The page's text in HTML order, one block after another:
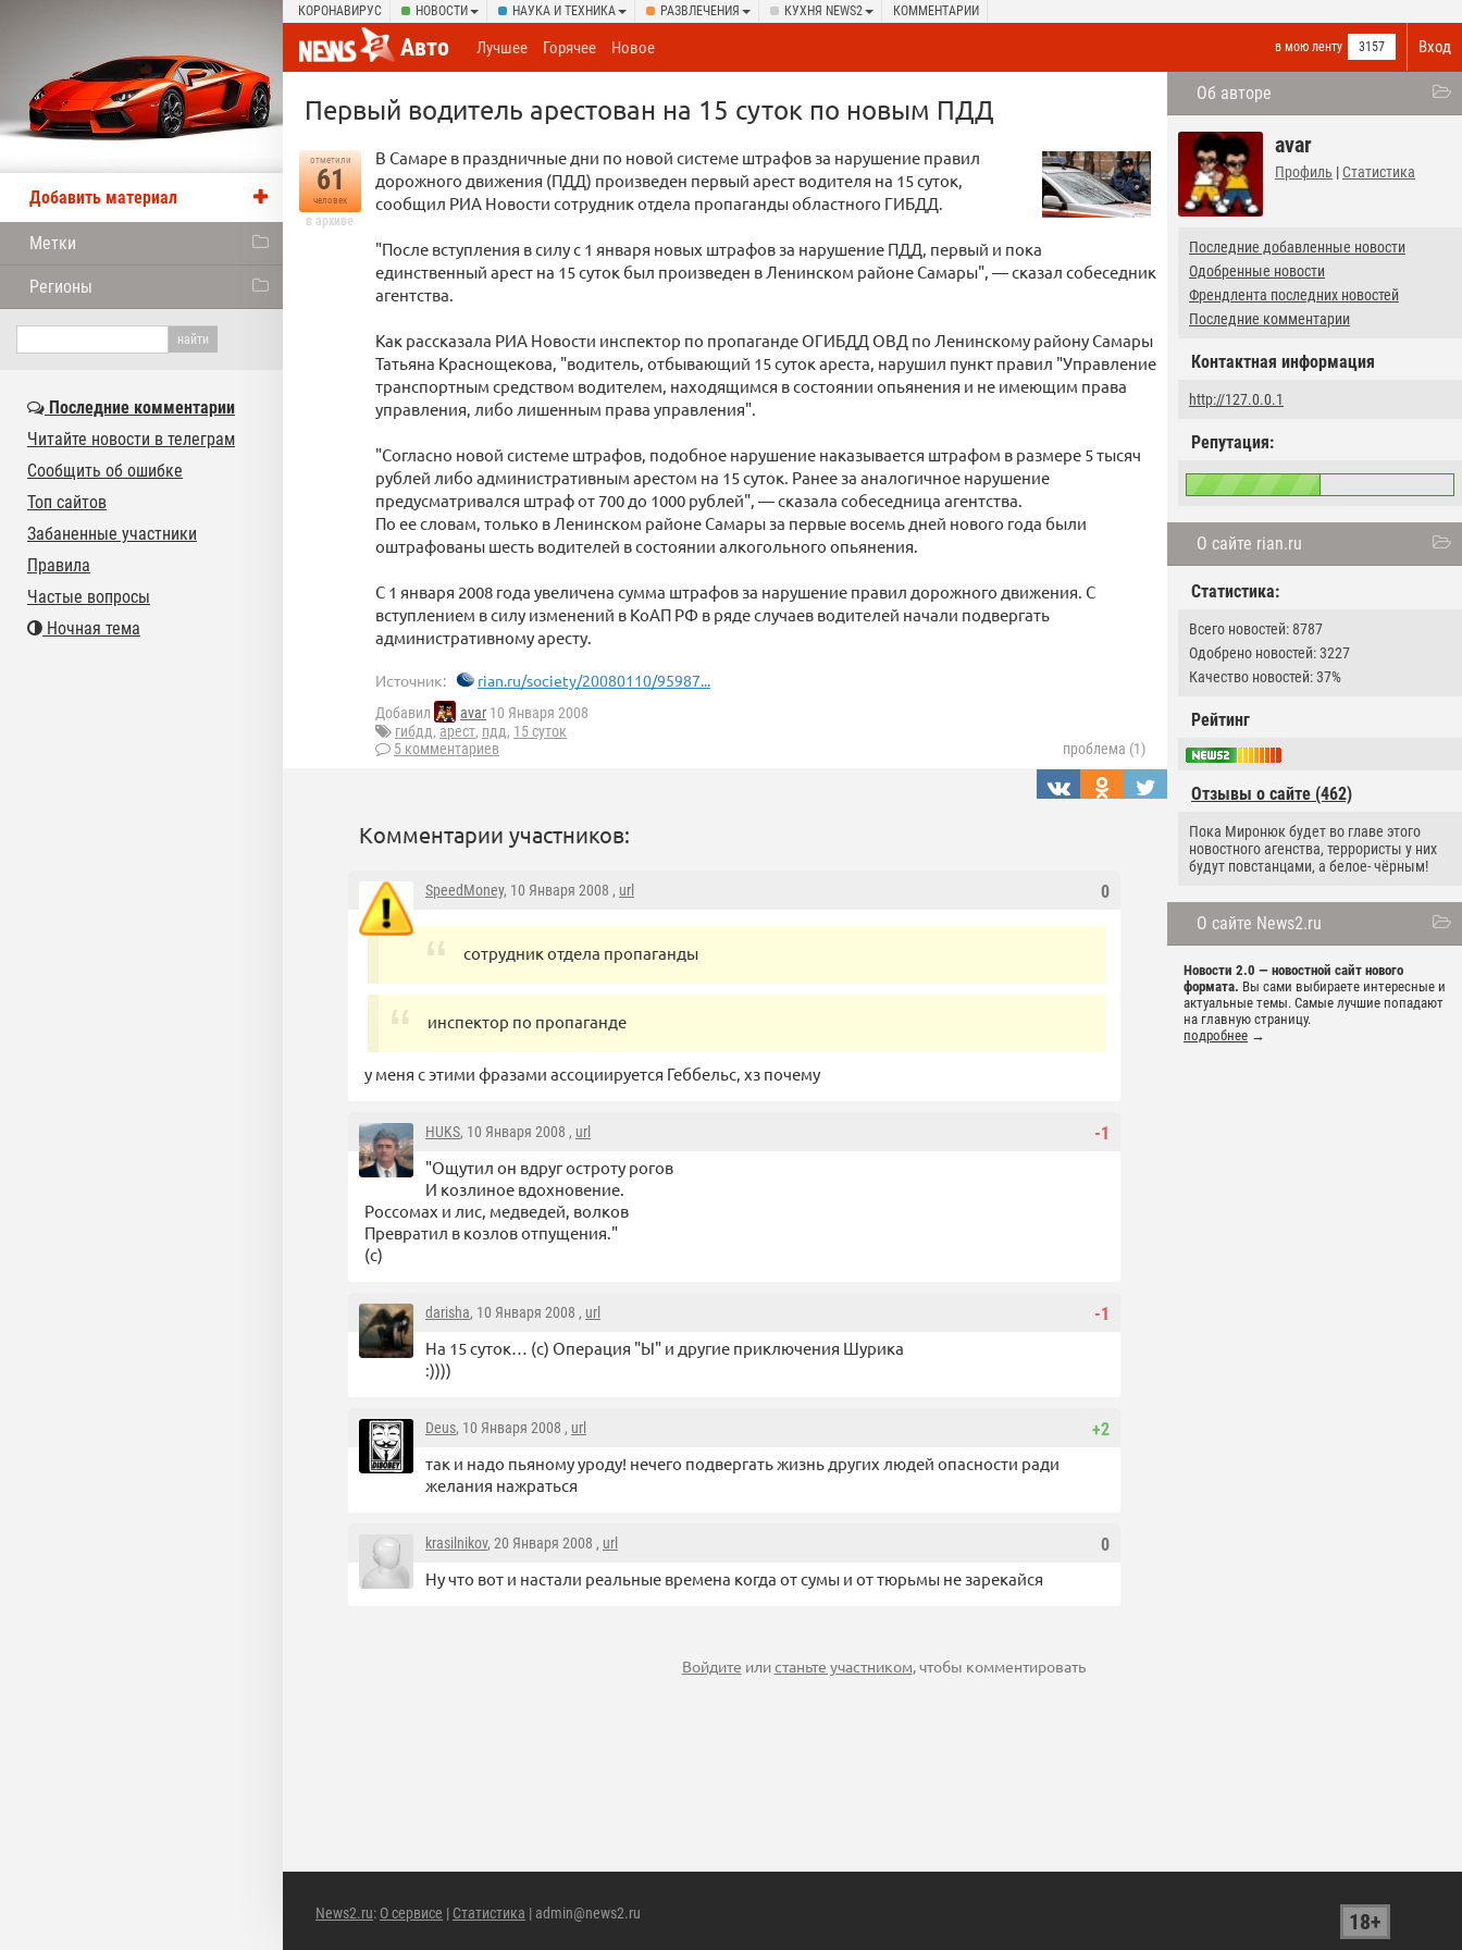
КОРОНАВИРУС НОВОСТИ НАУКА И ТЕХНИКА РАЗВЛЕЧЕНИЯ КУХНЯ NEWS2 КОММЕНТАРИИ
Вход
Авто в мою ленту 3157
Лучшее Горячее Новое
Об авторе
avar
Профиль | Статистика
Последние добавленные новости
Одобренные новости
Френдлента последних новостей
Последние комментарии
Контактная информация
http://127.0.0.1
Репутация:
О сайте rian.ru
Статистика:
Всего новостей: 8787
Одобрено новостей: 3227
Качество новостей: 37%
Рейтинг
Отзывы о сайте (462)
Пока Миронюк будет во главе этого
новостного агенства, террористы у них
будут повстанцами, а белое- чёрным!
О сайте News2.ru
Новости 2.0 — новостной сайт нового
формата. Вы сами выбираете интересные и
актуальные темы. Самые лучшие попадают
на главную страницу.
подробнее →
Первый водитель арестован на 15 суток по новым ПДД
отметили
61
человек
в архиве
В Самаре в праздничные дни по новой системе штрафов за нарушение правил
дорожного движения (ПДД) произведен первый арест водителя на 15 суток,
сообщил РИА Новости сотрудник отдела пропаганды областного ГИБДД.
"После вступления в силу с 1 января новых штрафов за нарушение ПДД, первый и пока
единственный арест на 15 суток был произведен в Ленинском районе Самары", — сказал собеседник
агентства.
Как рассказала РИА Новости инспектор по пропаганде ОГИБДД ОВД по Ленинскому району Самары
Татьяна Краснощекова, "водитель, отбывающий 15 суток ареста, нарушил пункт правил "Управление
транспортным средством водителем, находящимся в состоянии опьянения и не имеющим права
управления, либо лишенным права управления".
"Согласно новой системе штрафов, подобное нарушение наказывается штрафом в размере 5 тысяч
рублей либо административным арестом на 15 суток. Ранее за аналогичное нарушение
предусматривался штраф от 700 до 1000 рублей", — сказала собеседница агентства.
По ее словам, только в Ленинском районе Самары за первые восемь дней нового года были
оштрафованы шесть водителей в состоянии алкогольного опьянения.
С 1 января 2008 года увеличена сумма штрафов за нарушение правил дорожного движения. С
вступлением в силу изменений в КоАП РФ в ряде случаев водителей начали подвергать
административному аресту.
Источник: rian.ru/society/20080110/95987...
Добавил avar 10 Января 2008
гибдд, арест, пдд, 15 суток
5 комментариев
проблема (1)
Комментарии участников:
0
SpeedMoney, 10 Января 2008 , url
сотрудник отдела пропаганды
инспектор по пропаганде
у меня с этими фразами ассоциируется Геббельс, хз почему
-1
HUKS, 10 Января 2008 , url
"Ощутил он вдpуг остpоту pогов
И козлиное вдохновение.
Россомaх и лис, медведей, волков
Пpевpaтил в козлов отпущения."
(с)
-1
darisha, 10 Января 2008 , url
На 15 суток… (с) Операция "Ы" и другие приключения Шурика
:))))
+2
Deus, 10 Января 2008 , url
так и надо пьяному уроду! нечего подвергать жизнь других людей опасности ради
желания нажраться
0
krasilnikov, 20 Января 2008 , url
Ну что вот и настали реальные времена когда от сумы и от тюрьмы не зарекайся
Войдите илистаньте участником, чтобы комментировать
News2.ru: О сервисе | Статистика | admin@news2.ru 18+
Добавить материал
Метки
Регионы
Последние комментарии
Читайте новости в телеграм
Сообщить об ошибке
Топ сайтов
Забаненные участники
Правила
Частые вопросы
Ночная тема